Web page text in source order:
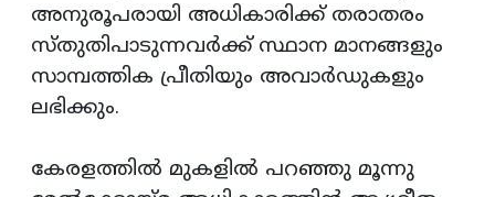
അനുരൂപരായി അധികാരിക്ക് തരാതരം
സ്തുതിപാടുന്നവർക്ക് സ്ഥാന മാനങ്ങളും
സാമ്പത്തിക പ്രീതിയും അവാർഡുകളും
ലഭിക്കും.
കേരളത്തിൽ മുകളിൽ പറഞ്ഞു മൂന്നു